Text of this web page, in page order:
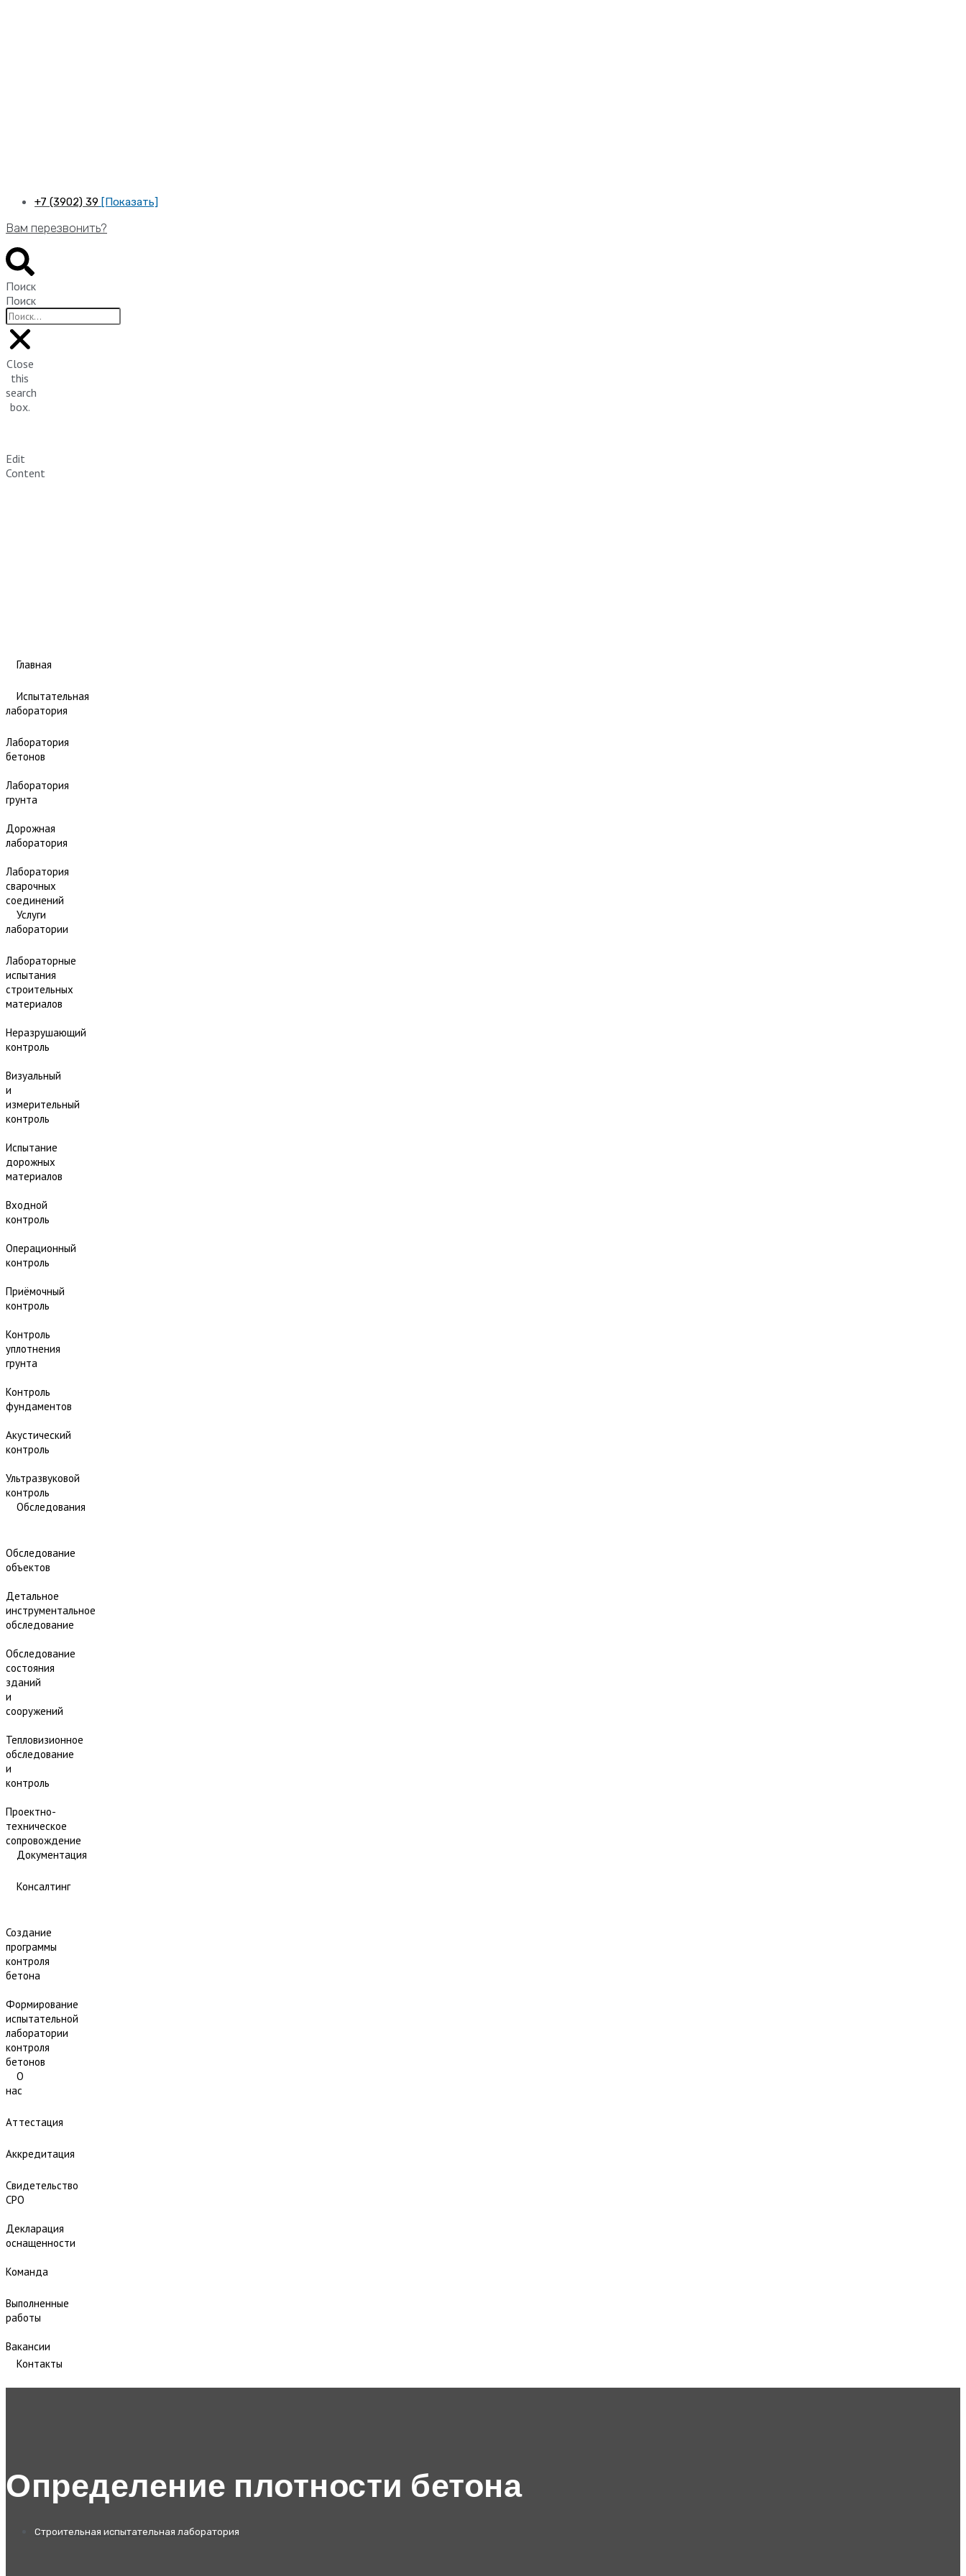
+7 (3902) 39 [Показать]
Вам перезвонить?
Поиск
Поиск
Close
this
search
box.
Edit
Content
Главная
Испытательная
лаборатория
Лаборатория
бетонов
Лаборатория
грунта
Дорожная
лаборатория
Лаборатория
сварочных
соединений
Услуги
лаборатории
Лабораторные
испытания
строительных
материалов
Неразрушающий
контроль
Визуальный
и
измерительный
контроль
Испытание
дорожных
материалов
Входной
контроль
Операционный
контроль
Приёмочный
контроль
Контроль
уплотнения
грунта
Контроль
фундаментов
Акустический
контроль
Ультразвуковой
контроль
Обследования
Обследование
объектов
Детальное
инструментальное
обследование
Обследование
состояния
зданий
и
сооружений
Тепловизионное
обследование
и
контроль
Проектно-
техническое
сопровождение
Документация
Консалтинг
Создание
программы
контроля
бетона
Формирование
испытательной
лаборатории
контроля
бетонов
О
нас
Аттестация
Аккредитация
Свидетельство
СРО
Декларация
оснащенности
Команда
Выполненные
работы
Вакансии
Контакты
Определение плотности бетона
Строительная испытательная лаборатория